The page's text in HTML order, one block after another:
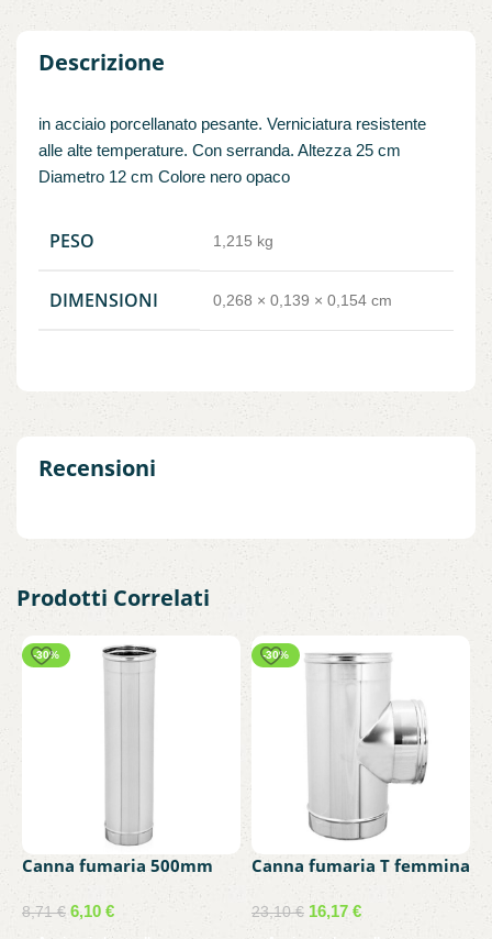
Descrizione
in acciaio porcellanato pesante. Verniciatura resistente
alle alte temperature. Con serranda. Altezza 25 cm
Diametro 12 cm Colore nero opaco
PESO 1,215 kg
DIMENSIONI 0,268 × 0,139 × 0,154 cm
Recensioni
Prodotti Correlati
-30%
Canna fumaria 500mm
d.80 acciaio inox 304
8,71€ 6,10 €
-30%
Canna fumaria T femmina
d.80 acciaio inox 304
23,10€ 16,17 €